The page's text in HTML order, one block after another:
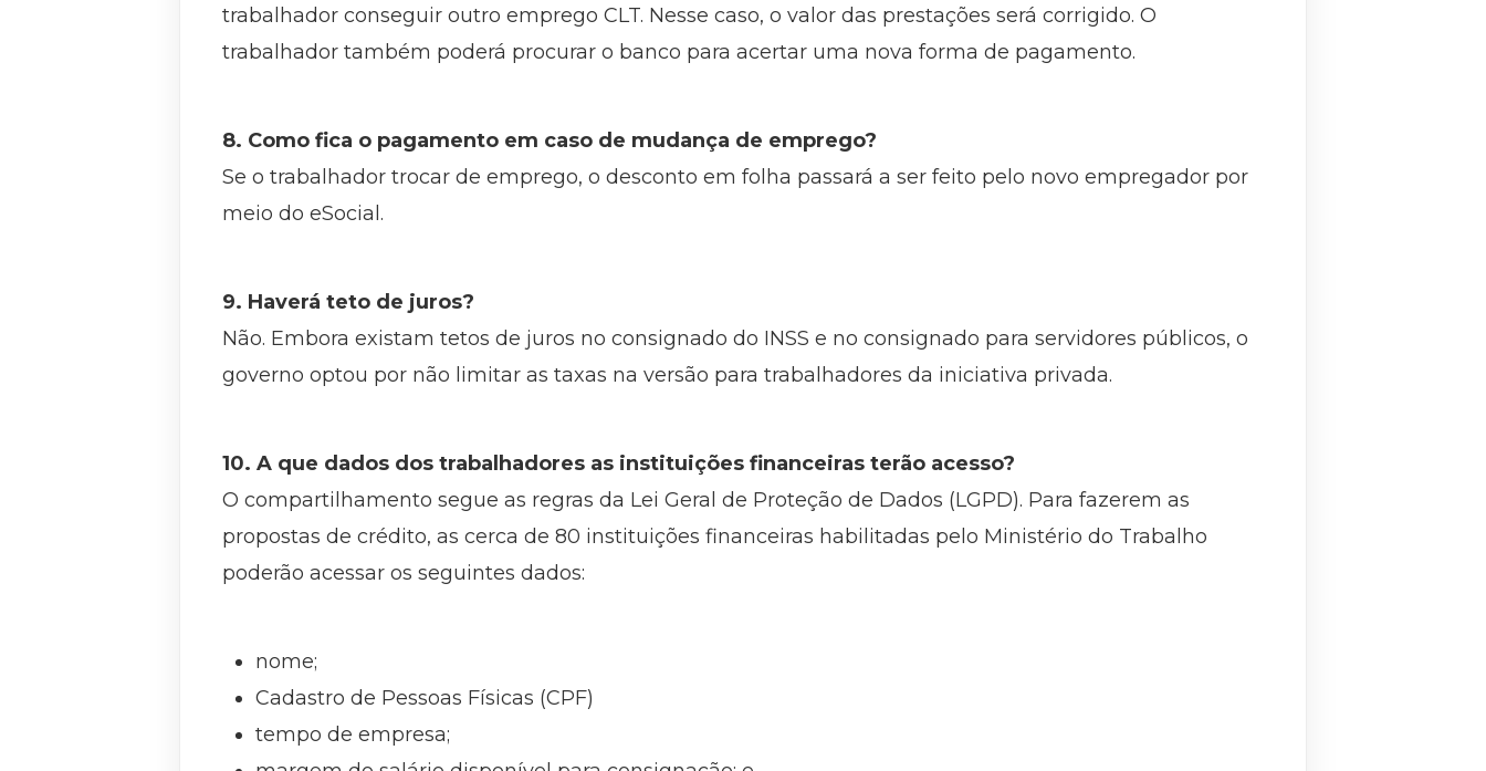
trabalhador conseguir outro emprego CLT. Nesse caso, o valor das prestações será corrigido. O
trabalhador também poderá procurar o banco para acertar uma nova forma de pagamento.
8. Como fica o pagamento em caso de mudança de emprego?
Se o trabalhador trocar de emprego, o desconto em folha passará a ser feito pelo novo empregador por
meio do eSocial.
9. Haverá teto de juros?
Não. Embora existam tetos de juros no consignado do INSS e no consignado para servidores públicos, o
governo optou por não limitar as taxas na versão para trabalhadores da iniciativa privada.
10. A que dados dos trabalhadores as instituições financeiras terão acesso?
O compartilhamento segue as regras da Lei Geral de Proteção de Dados (LGPD). Para fazerem as
propostas de crédito, as cerca de 80 instituições financeiras habilitadas pelo Ministério do Trabalho
poderão acessar os seguintes dados:
nome;
Cadastro de Pessoas Físicas (CPF)
tempo de empresa;